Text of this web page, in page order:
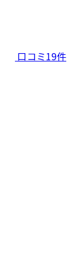
口コミ19件